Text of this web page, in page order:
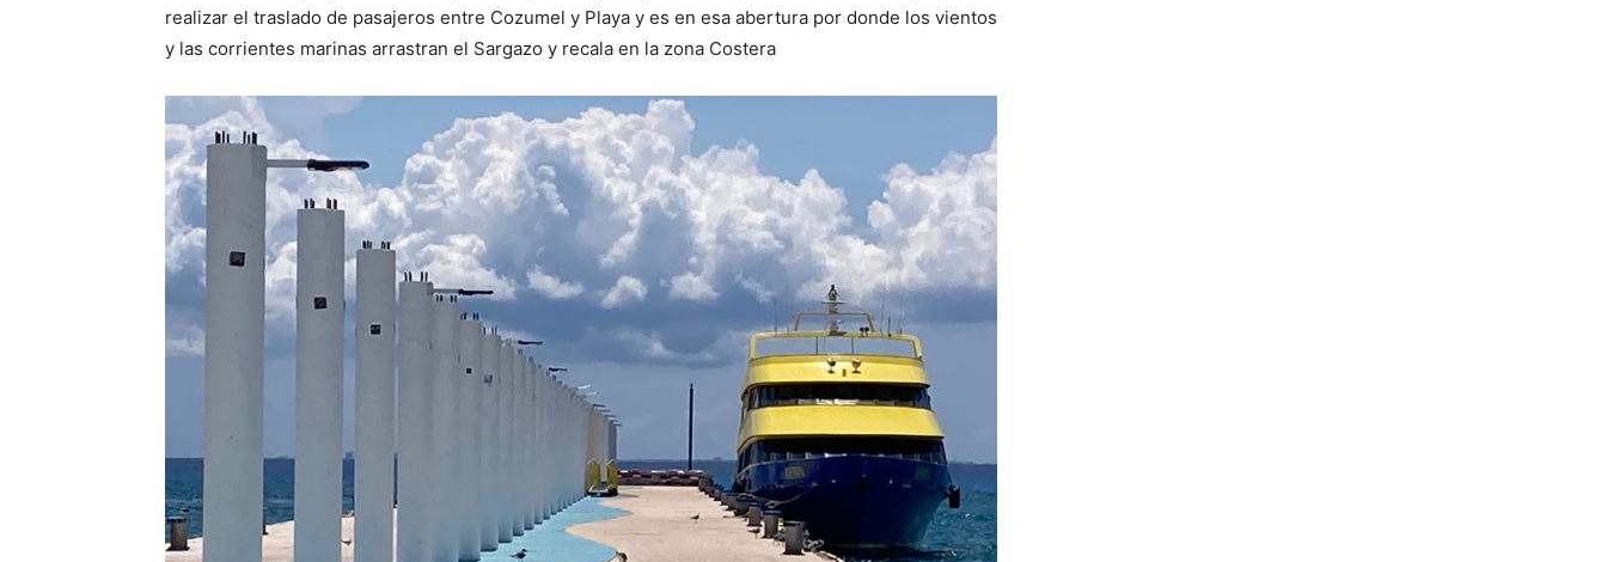
realizar el traslado de pasajeros entre Cozumel y Playa y es en esa abertura por donde los vientos
y las corrientes marinas arrastran el Sargazo y recala en la zona Costera